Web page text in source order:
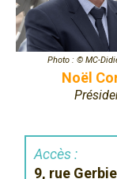
Photo : © MC-
Noël
Accès :
9, rue